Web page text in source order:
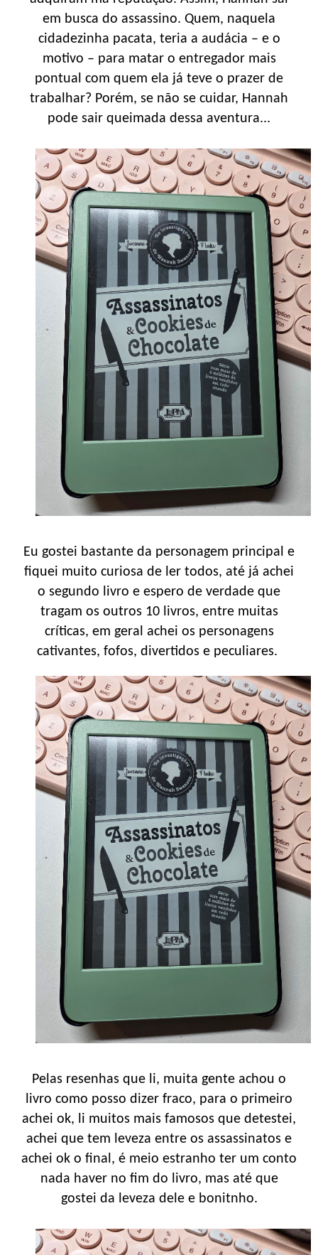
em busca do assassino. Quem, naquela
cidadezinha pacata, teria a audácia – e o
motivo – para matar o entregador mais
pontual com quem ela já teve o prazer de
trabalhar? Porém, se não se cuidar, Hannah
pode sair queimada dessa aventura...
Eu gostei bastante da personagem principal e
fiquei muito curiosa de ler todos, até já achei
o segundo livro e espero de verdade que
tragam os outros 10 livros, entre muitas
críticas, em geral achei os personagens
cativantes, fofos, divertidos e peculiares.
Pelas resenhas que li, muita gente achou o
livro como posso dizer fraco, para o primeiro
achei ok, li muitos mais famosos que detestei,
achei que tem leveza entre os assassinatos e
achei ok o final, é meio estranho ter um conto
nada haver no fim do livro, mas até que
gostei da leveza dele e bonitnho.